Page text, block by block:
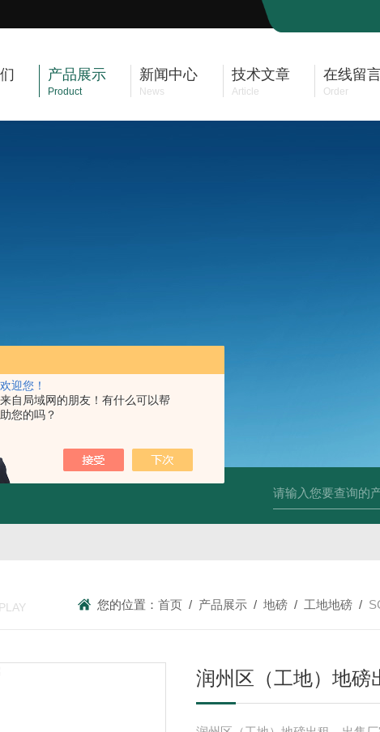
欢迎您！
来自局域网的朋友！有什么可以帮
助您的吗？
产品展示
Product
新闻中心
News
技术文章
Article
在线留
Order
您的位置：首页 / 产品展示 /地磅 / 工地地磅 /
润州区（工地）地磅